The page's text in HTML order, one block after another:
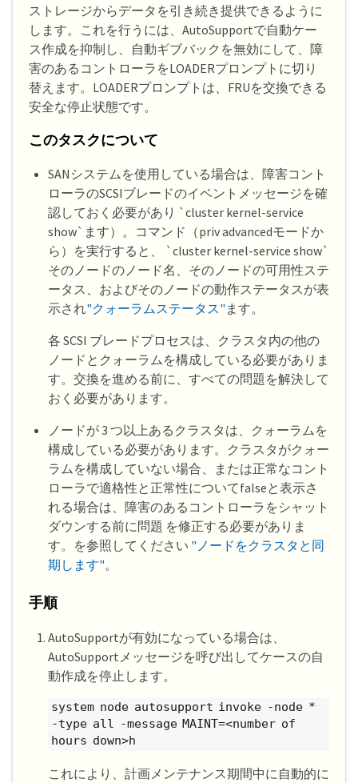
ストレージからデータを引き続き提供できるように
します。これを行うには、AutoSupportで自動ケー
ス作成を抑制し、自動ギブバックを無効にして、障
害のあるコントローラをLOADERプロンプトに切り
替えます。LOADERプロンプトは、FRUを交換できる
安全な停止状態です。
このタスクについて
SANシステムを使用している場合は、障害コント
ローラのSCSIブレードのイベントメッセージを確
認しておく必要があり `cluster kernel-service
show`ます）。コマンド（priv advancedモードか
ら）を実行すると、 `cluster kernel-service show`
そのノードのノード名、そのノードの可用性ステ
ータス、およびそのノードの動作ステータスが表
示され"クォーラムステータス" ます。
各 SCSI ブレードプロセスは、クラスタ内の他の
ノードとクォーラムを構成している必要がありま
す。交換を進める前に、すべての問題を解決して
おく必要があります。
ノードが 3 つ以上あるクラスタは、クォーラムを
構成している必要があります。クラスタがクォー
ラムを構成していない場合、または正常なコント
ローラで適格性と正常性についてfalseと表示さ
れる場合は、障害のあるコントローラをシャット
ダウンする前に問題 を修正する必要がありま
す。を参照してください "ノードをクラスタと同
期します"。
手順
AutoSupportが有効になっている場合は、
AutoSupportメッセージを呼び出してケースの自
動作成を停止します。
system node autosupport invoke -node *
-type all -message MAINT=<number of
hours down>h
これにより、計画メンテナンス期間中に自動的に